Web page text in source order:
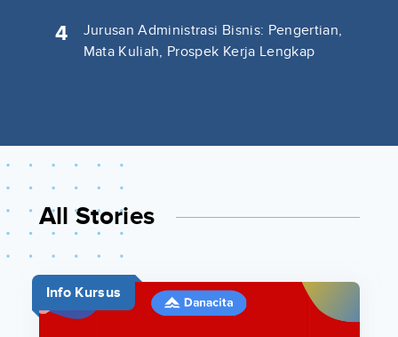
4
Jurusan Administrasi Bisnis: Pengertian,
Mata Kuliah, Prospek Kerja Lengkap
All Stories
Info Kursus